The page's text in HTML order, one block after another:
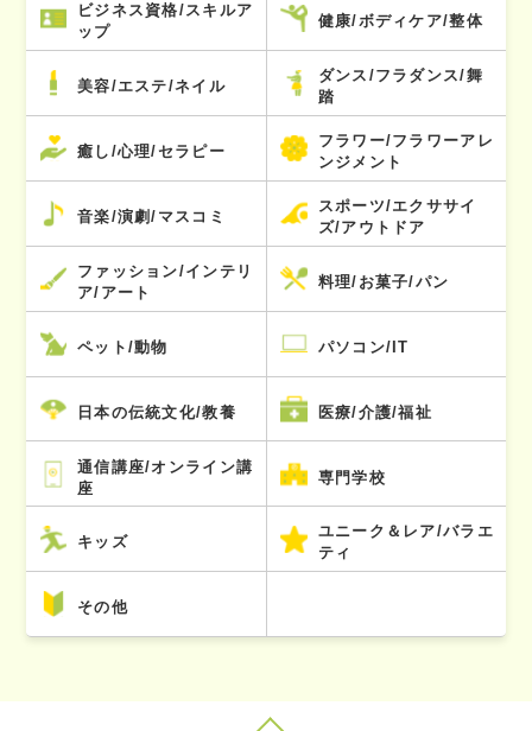
ビジネス資格/スキルア
ップ
健康/ボディケア/整体
美容/エステ/ネイル
ダンス/フラダンス/舞
踏
癒し/心理/セラピー
フラワー/フラワーアレ
ンジメント
音楽/演劇/マスコミ
スポーツ/エクササイ
ズ/アウトドア
ファッション/インテリ
ア/アート
料理/お菓子/パン
ペット/動物 パソコン/IT
日本の伝統文化/教養 医療/介護/福祉
通信講座/オンライン講
座
専門学校
キッズ
ユニーク＆レア/バラエ
ティ
その他